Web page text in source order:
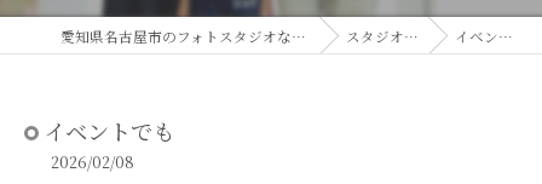
愛知県名古屋市のフォトスタジオならDEAR STUDIO スタジオコラム イベントでも
イベントでも
2026/02/08